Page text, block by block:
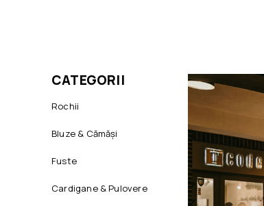
CATEGORII
Rochii
Bluze & Cămăși
Fuste
Cardigane & Pulovere